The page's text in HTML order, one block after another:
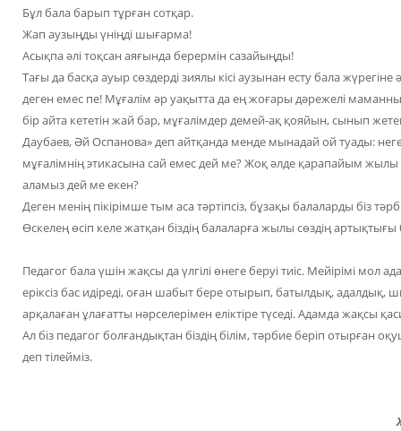
Бұл бала барып тұрған сотқар.
Жап аузыңды үніңді шығарма!
Асықпа әлі тоқсан аяғында берермін сазайыңды!
Тағы да басқа ауыр сөздерді зиялы кісі аузынан есту бала жүрегіне
деген емес пе! Мұғалім әр уақытта да ең жоғары дәрежелі
бір айта кететін жай бар, мұғалімдер демей-ақ қояйын, сынып
Даубаев, Әй Оспанова» деп айтқанда менде мынадай ой туады:
мұғалімнің этикасына сай емес дей ме? Жоқ әлде қарапайым
аламыз дей ме екен?
Деген менің пікірімше тым аса тәртіпсіз, бұзақы балаларды біз
Өскелең өсіп келе жатқан біздің балаларға жылы сөздің
Педагог бала үшін жақсы да үлгілі өнеге беруі тиіс. Мейірімі мол
еріксіз бас идіреді, оған шабыт бере отырып, батылдық,
арқалаған ұлағатты нәрселерімен еліктіре түседі. Адамда жақсы
Ал біз педагог болғандықтан біздің білім, тәрбие беріп отырған
деп тілейміз.